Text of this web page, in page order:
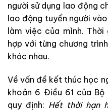
người sử dụng lao động
lao động tuyển người
làm việc của mình.
hợp với từng chương
khác nhau.
Về vấn đề kết thúc học
khoản 6 Điều 61 của
quy định: Hết thời hạn